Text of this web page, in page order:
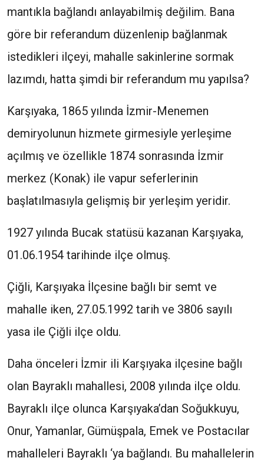
mantıkla bağlandı anlayabilmiş değilim. Bana
göre bir referandum düzenlenip bağlanmak
istedikleri ilçeyi, mahalle sakinlerine sormak
lazımdı, hatta şimdi bir referandum mu yapılsa?
Karşıyaka, 1865 yılında İzmir-Menemen
demiryolunun hizmete girmesiyle yerleşime
açılmış ve özellikle 1874 sonrasında İzmir
merkez (Konak) ile vapur seferlerinin
başlatılmasıyla gelişmiş bir yerleşim yeridir.
1927 yılında Bucak statüsü kazanan Karşıyaka,
01.06.1954 tarihinde ilçe olmuş.
Çiğli, Karşıyaka İlçesine bağlı bir semt ve
mahalle iken, 27.05.1992 tarih ve 3806 sayılı
yasa ile Çiğli ilçe oldu.
Daha önceleri İzmir ili Karşıyaka ilçesine bağlı
olan Bayraklı mahallesi, 2008 yılında ilçe oldu.
Bayraklı ilçe olunca Karşıyaka’dan Soğukkuyu,
Onur, Yamanlar, Gümüşpala, Emek ve Postacılar
mahalleleri Bayraklı ‘ya bağlandı. Bu mahallelerin